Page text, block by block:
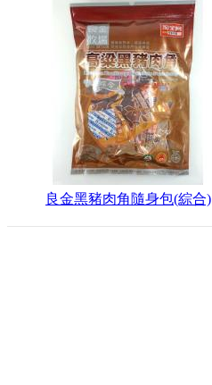
良金黑豬肉角隨身包(綜合)